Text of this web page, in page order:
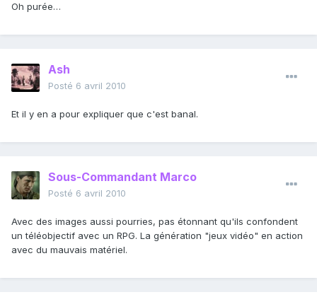
Oh purée…
Ash
Posté 6 avril 2010
Et il y en a pour expliquer que c'est banal.
Sous-Commandant Marco
Posté 6 avril 2010
Avec des images aussi pourries, pas étonnant qu'ils confondent
un téléobjectif avec un RPG. La génération "jeux vidéo" en action
avec du mauvais matériel.